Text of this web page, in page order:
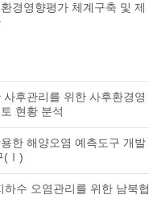
경영향평가 체계구축 및 제
사후관리를 위한 사후환경영
현황 분석
한 해양오염 예측도구 개발
(Ⅰ)
하수 오염관리를 위한 남북협